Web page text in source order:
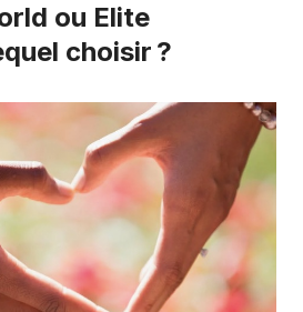
ou Elite
choisir ?